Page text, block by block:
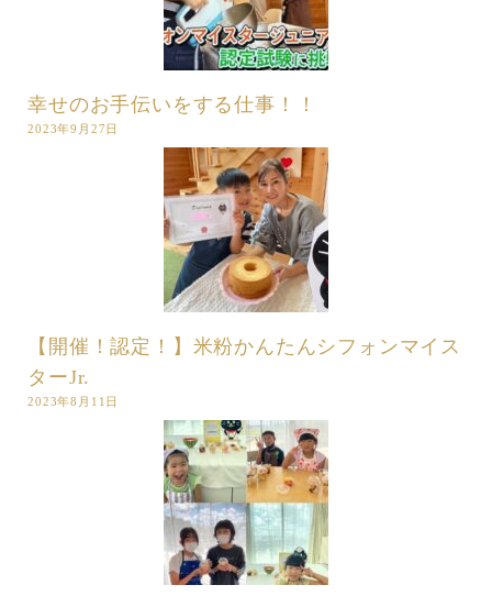
幸せのお手伝いをする仕事！！
2023年9月27日
【開催！認定！】米粉かんたんシフォンマイス
ターJr.
2023年8月11日